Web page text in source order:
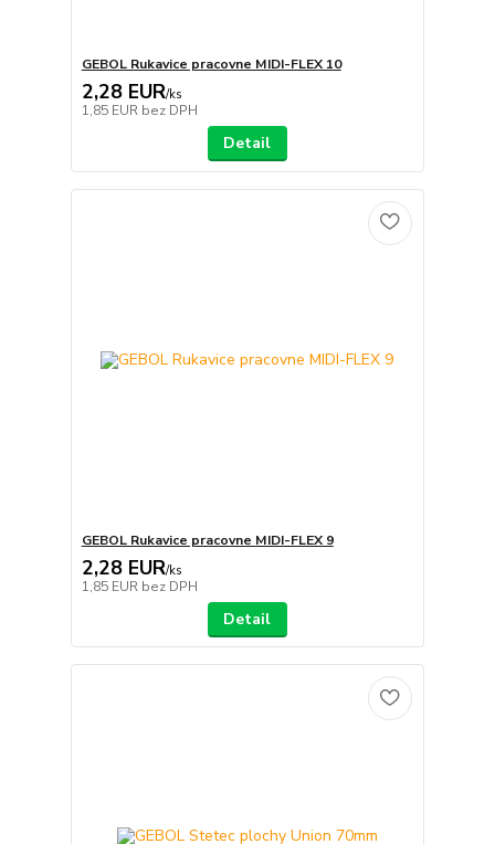
GEBOL Rukavice pracovne MIDI-FLEX 10
2,28 EUR/ks
1,85 EUR bez DPH
Detail
GEBOL Rukavice pracovne MIDI-FLEX 9
2,28 EUR/ks
1,85 EUR bez DPH
Detail